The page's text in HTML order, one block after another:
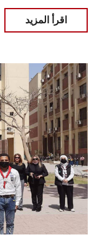
اقرأ المزيد